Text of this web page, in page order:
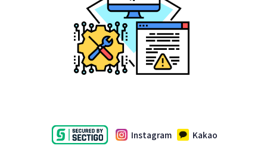
Instagram Kakao